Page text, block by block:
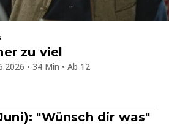
zu viel
• 34 Min • Ab 12
"Wünsch dir was"